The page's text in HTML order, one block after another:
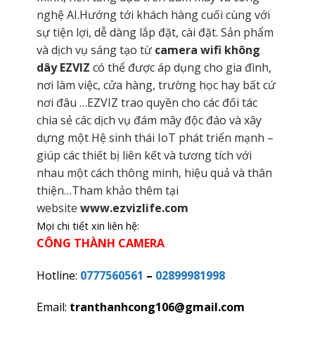
nghệ AI.Hướng tới khách hàng cuối cùng với
sự tiện lợi, dễ dàng lắp đặt, cài đặt. Sản phẩm
và dịch vụ sáng tạo từ camera wifi không
dây EZVIZ có thể được áp dụng cho gia đình,
nơi làm việc, cửa hàng, trường học hay bất cứ
nơi đâu …EZVIZ trao quyền cho các đối tác
chia sẻ các dịch vụ đám mây độc đáo và xây
dựng một Hệ sinh thái IoT phát triển mạnh –
giúp các thiết bị liên kết và tương tích với
nhau một cách thông minh, hiệu quả và thân
thiện…Tham khảo thêm tại
website www.ezvizlife.com
Mọi chi tiết xin liên hệ:
CÔNG THÀNH CAMERA
Hotline: 0777560561 – 02899981998
Email: tranthanhcong106@gmail.com